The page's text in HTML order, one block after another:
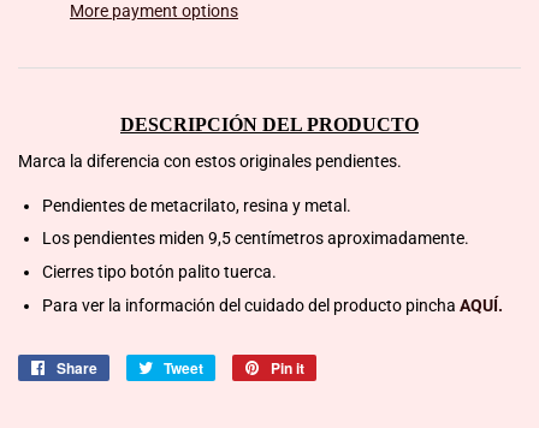
More payment options
DESCRIPCIÓN DEL PRODUCTO
Marca la diferencia con estos originales pendientes.
Pendientes de metacrilato, resina y metal.
Los pendientes miden 9,5 centímetros aproximadamente.
Cierres tipo botón palito tuerca.
Para ver la información del cuidado del producto pincha AQUÍ.
Share
Share
Tweet
Tweet
Pin it